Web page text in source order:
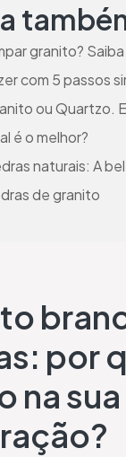
granito?
com 5 passos
ou Quartzo.
é o melhor?
naturais: A
de granito
por
na sua